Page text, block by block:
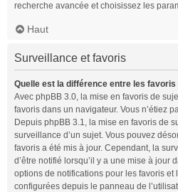
recherche avancée et choisissez les
Haut
Surveillance et favoris
Quelle est la différence entre les
Avec phpBB 3.0, la mise en favoris de
favoris dans un navigateur. Vous n’étiez
Depuis phpBB 3.1, la mise en favoris de
surveillance d’un sujet. Vous pouvez
favoris a été mis à jour. Cependant, la
d’être notifié lorsqu’il y a une mise à jour
options de notifications pour les favoris et
configurées depuis le panneau de